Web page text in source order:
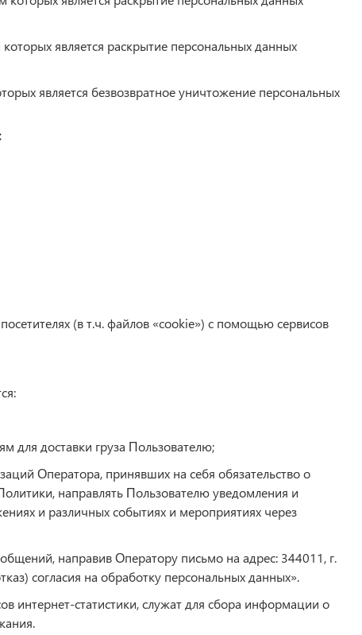
является раскрытие персональных данных
является безвозвратное уничтожение персональных
(в т.ч. файлов «cookie») с помощью сервисов
для доставки груза Пользователю;
Оператора, принявших на себя обязательство о
направлять Пользователю уведомления и
и различных событиях и мероприятиях через
направив Оператору письмо на адрес: 344011, г.
согласия на обработку персональных данных».
интернет-статистики, служат для сбора информации о